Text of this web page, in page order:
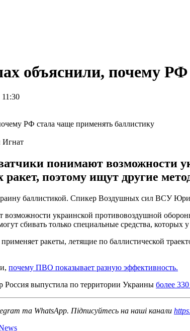
объяснили, почему
понимают возможности
поэтому ищут другие
баллистикой. Спикер Воздушных сил ВСУ
украинской противовоздушной
сбивать только специальные средства, которых
ракеты, летящие по баллистической
почему ПВО показывает разную эффективность.
Россия выпустила по территории Украины более
та WhatsApp. Підписуйтесь на наші канали